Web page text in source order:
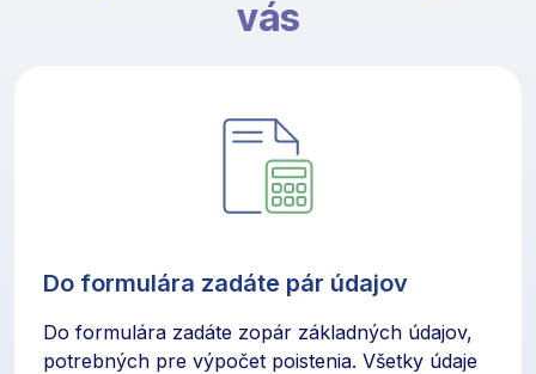
vás
Do formulára zadáte pár údajov
Do formulára zadáte zopár základných údajov,
potrebných pre výpočet poistenia. Všetky údaje